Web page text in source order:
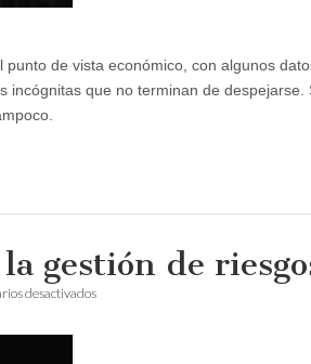
de vista económico, con algunos
incógnitas que no terminan de
gestión de
desactivadosen